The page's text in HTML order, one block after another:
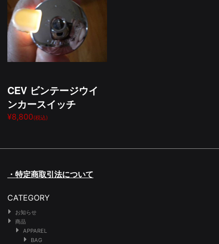
CEV ビンテージウイ
ンカースイッチ
¥8,800(税込)
・特定商取引法について
CATEGORY
お知らせ
商品
APPAREL
BAG